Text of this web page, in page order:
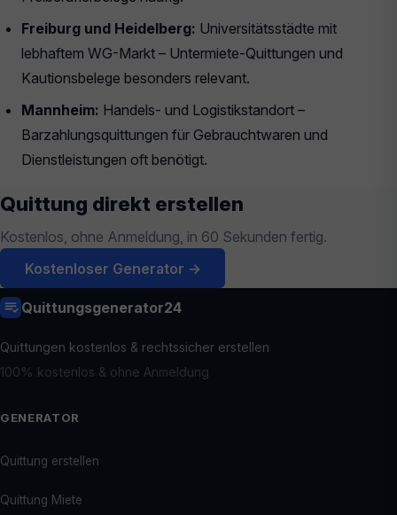
Freiburg und Heidelberg: Universitätsstädte mit
lebhaftem WG-Markt – Untermiete-Quittungen und
Kautionsbelege besonders relevant.
Mannheim: Handels- und Logistikstandort –
Barzahlungsquittungen für Gebrauchtwaren und
Dienstleistungen oft benötigt.
Quittung direkt erstellen
Kostenlos, ohne Anmeldung, in 60 Sekunden fertig.
Kostenloser Generator →
Quittungsgenerator24
Quittungen kostenlos & rechtssicher erstellen
100% kostenlos & ohne Anmeldung
GENERATOR
Quittung erstellen
Quittung Miete